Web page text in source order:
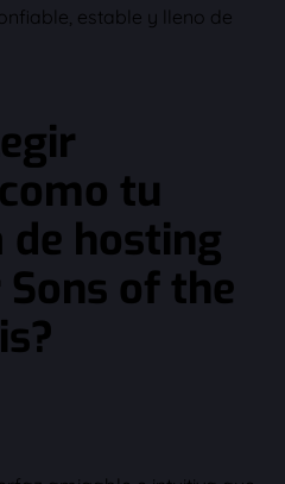
estable y lleno de
tu
hosting
of the